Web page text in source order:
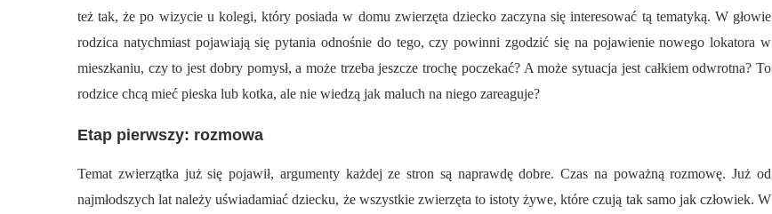
też tak, że po wizycie u kolegi, który posiada w domu zwierzęta dziecko zaczyna się interesować tą tematyką. W głowie
rodzica natychmiast pojawiają się pytania odnośnie do tego, czy powinni zgodzić się na pojawienie nowego lokatora w
mieszkaniu, czy to jest dobry pomysł, a może trzeba jeszcze trochę poczekać? A może sytuacja jest całkiem odwrotna? To
rodzice chcą mieć pieska lub kotka, ale nie wiedzą jak maluch na niego zareaguje?
Etap pierwszy: rozmowa
Temat zwierzątka już się pojawił, argumenty każdej ze stron są naprawdę dobre. Czas na poważną rozmowę. Już od
najmłodszych lat należy uświadamiać dziecku, że wszystkie zwierzęta to istoty żywe, które czują tak samo jak człowiek. W